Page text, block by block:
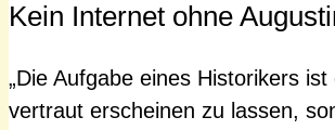
Kein Internet ohne
„Die Aufgabe eines Historikers
vertraut erscheinen zu lassen,